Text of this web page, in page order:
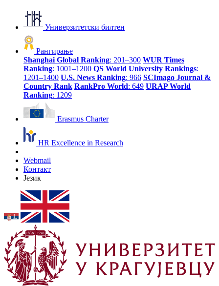
Универзитетски билтен
Рангирање
Shanghai Global Ranking: 201–300 WUR Times
Ranking: 1001–1200 QS World University Rankings:
1201–1400 U.S. News Ranking: 966 SCImago Journal &
Country Rank RankPro World: 649 URAP World
Ranking: 1209
Erasmus Charter
HR Excellence in Research
Webmail
Контакт
Језик